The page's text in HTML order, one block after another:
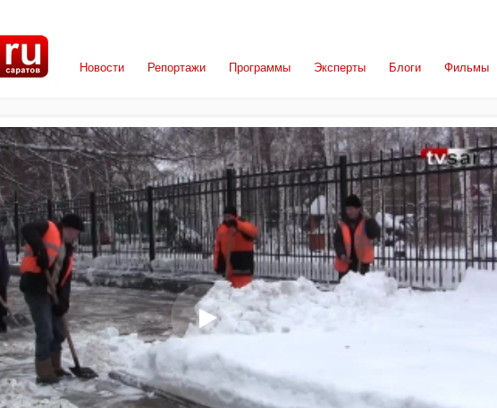
Новости Репортажи Программы Эксперты Блоги Фильмы